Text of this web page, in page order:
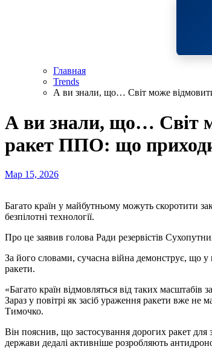
Главная
Trends
А ви знали, що… Світ може
А ви знали, що… Світ
ракет ППО: що
Мар 15, 2026
Багато країн у майбутньому можуть скоротити
безпілотні технології.
Про це заявив голова Ради резервістів
За його словами, сучасна війна демонструє, що у
ракети.
«Багато країн відмовляться від таких масштабів
Зараз у повітрі як засіб ураження ракети вже
Тимочко.
Він пояснив, що застосування дорогих ракет
держави дедалі активніше розробляють